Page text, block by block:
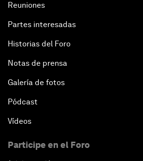
Reuniones
Partes interesadas
Historias del Foro
Notas de prensa
Galería de fotos
Pódcast
Vídeos
Participe en el Foro